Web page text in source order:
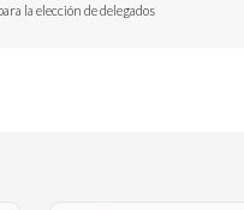
la elección de delegados